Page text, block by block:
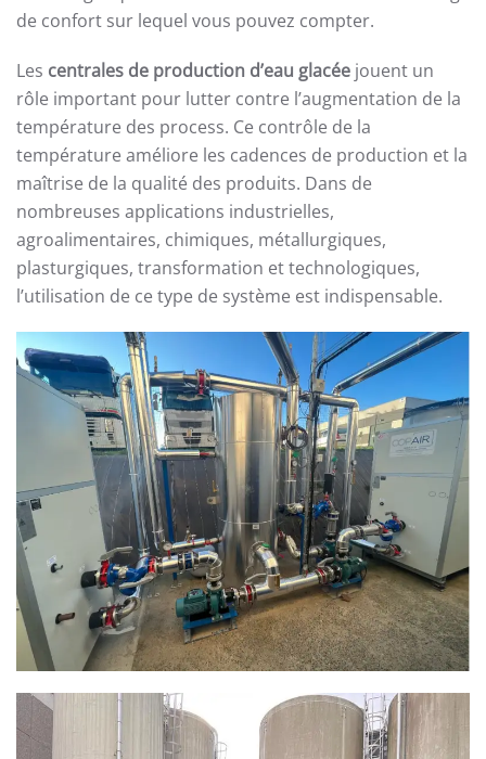
de confort sur lequel vous pouvez compter.
Les centrales de production d’eau glacée jouent un
rôle important pour lutter contre l’augmentation de la
température des process. Ce contrôle de la
température améliore les cadences de production et la
maîtrise de la qualité des produits. Dans de
nombreuses applications industrielles,
agroalimentaires, chimiques, métallurgiques,
plasturgiques, transformation et technologiques,
l’utilisation de ce type de système est indispensable.